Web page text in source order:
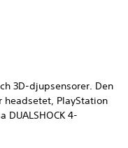
3D-djupsensorer. Den
PlayStation
4-